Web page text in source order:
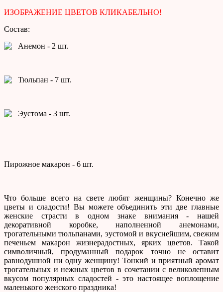
ИЗОБРАЖЕНИЕ ЦВЕТОВ КЛИКАБЕЛЬНО!
Состав:
Анемон - 2 шт.
Тюльпан - 7 шт.
Эустома - 3 шт.
Пирожное макарон - 6 шт.
Что больше всего на свете любят женщины? Конечно же
цветы и сладости! Вы можете объединить эти две главные
женские страсти в одном знаке внимания - нашей
декоративной коробке, наполненной анемонами,
трогательными тюльпанами, эустомой и вкуснейшим, свежим
печеньем макарон жизнерадостных, ярких цветов. Такой
символичный, продуманный подарок точно не оставит
равнодушной ни одну женщину! Тонкий и приятный аромат
трогательных и нежных цветов в сочетании с великолепным
вкусом популярных сладостей - это настоящее воплощение
маленького женского праздника!